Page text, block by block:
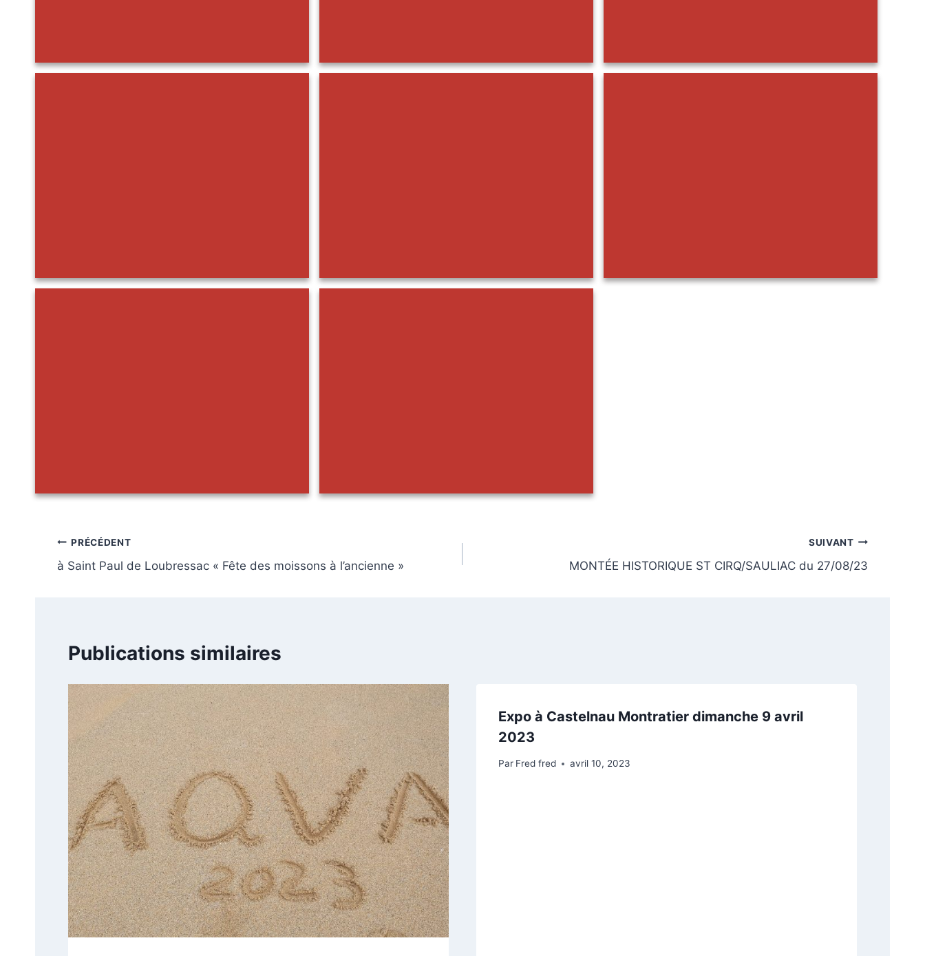
Navigation
de
PRÉCÉDENT
à Saint Paul de Loubressac « Fête des moissons à l’ancienne »
SUIVANT
MONTÉE HISTORIQUE ST CIRQ/SAULIAC du 27/08/23
Publications similaires
Expo à Castelnau Montratier dimanche 9 avril
2023
Par Fred fred avril 10, 2023